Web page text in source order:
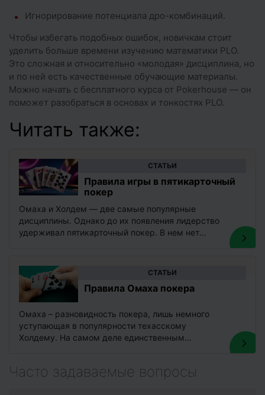
Игнорирование потенциала дро-комбинаций.
Чтобы избегать подобных ошибок, новичкам стоит
уделить больше времени изучению математики PLO.
Это сложная и относительно «молодая» дисциплина, но
и по ней есть качественные обучающие материалы.
Можно начать с бесплатного курса от Pokerhouse — он
поможет разобраться в основах и тонкостях PLO.
Читать также:
CТАТЬИ
Правила игры в пятикарточный
покер
Омаха и Холдем — две самые популярные
дисциплины. Однако до их появления лидерство
удерживал пятикарточный покер. В нем нет
CТАТЬИ
Правила Омаха покера
Омаха – разновидность покера, лишь немного
уступающая в популярности техасскому
Холдему. На самом деле единственным
Часто задаваемые вопросы